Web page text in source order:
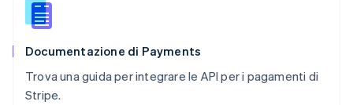
Documentazione di Payments
Trova una guida per integrare le API per i pagamenti di
Stripe.
English
Slovacchia
Slovenia
Spagna
Español